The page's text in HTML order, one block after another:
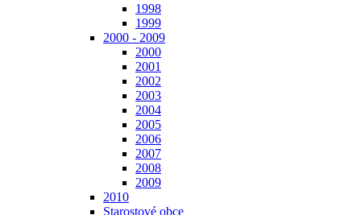
1998
1999
2000 - 2009
2000
2001
2002
2003
2004
2005
2006
2007
2008
2009
2010
Starostové obce